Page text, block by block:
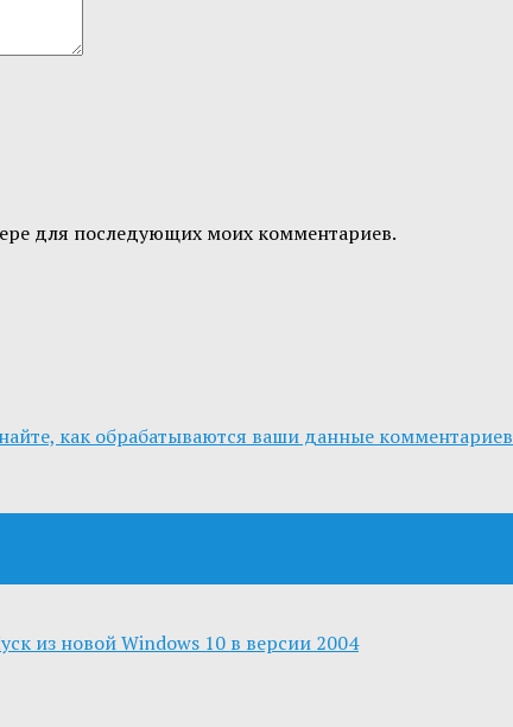
для последующих моих комментариев.
как обрабатываются ваши данные комментариев
из новой Windows 10 в версии 2004